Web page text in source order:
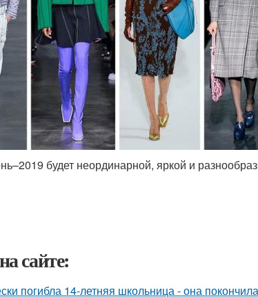
будет неординарной, яркой и
сайте:
погибла 14-летняя школьница - она